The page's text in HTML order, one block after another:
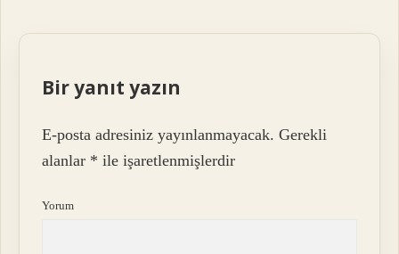
Bir yanıt yazın
E-posta adresiniz yayınlanmayacak. Gerekli
alanlar * ile işaretlenmişlerdir
Yorum